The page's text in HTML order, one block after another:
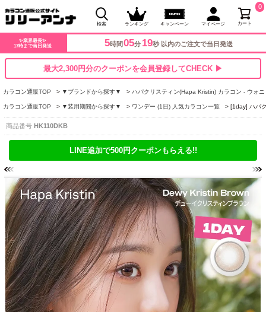
検索 ランキング キャンペーン マイページ カート
0
✨業界最長✨
17時まで当日発送
5時間 05分 18秒 以内のご注文で当日発送
最大2,300円分のクーポンを会員登録してCHECK ▶
カラコン通販TOP ▼ブランドから探す▼ ハパクリスティン(Hapa Kristin) カラコン - ウォニ
カラコン通販TOP ▼装用期間から探す▼ ワンデー (1日) 人気カラコン一覧 [1day] ハパ
商品番号 HK110DKB
LINE追加で500円クーポンもらえる!!